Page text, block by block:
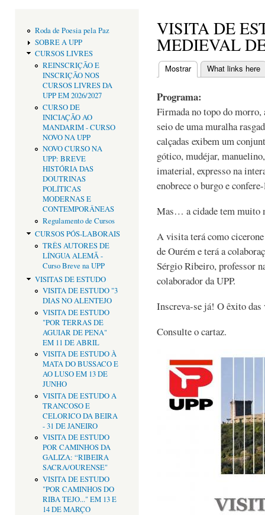
Roda de Poesia pela Paz
SOBRE A UPP
CURSOS LIVRES
REINSCRIÇÃO E
INSCRIÇÃO NOS
CURSOS LIVRES DA
UPP EM 2026/2027
CURSO DE
INICIAÇÃO AO
MANDARIM - CURSO
NOVO NA UPP
NOVO CURSO NA
UPP: BREVE
HISTÓRIA DAS
DOUTRINAS
POLÍTICAS
MODERNAS E
CONTEMPORÂNEAS
Regulamento de Cursos
CURSOS PÓS-LABORAIS
TRÊS AUTORES DE
LÍNGUA ALEMÃ -
Curso Breve na UPP
VISITAS DE ESTUDO
VISITA DE ESTUDO "3
DIAS NO ALENTEJO
VISITA DE ESTUDO
"POR TERRAS DE
AGUIAR DE PENA"
EM 11 DE ABRIL
VISITA DE ESTUDO À
MATA DO BUSSACO E
AO LUSO EM 13 DE
JUNHO
VISITA DE ESTUDO A
TRANCOSO E
CELORICO DA BEIRA
- 31 DE JANEIRO
VISITA DE ESTUDO
POR CAMINHOS DA
GALIZA: “RIBEIRA
SACRA/OURENSE"
VISITA DE ESTUDO
"POR CAMINHOS DO
RIBA TEJO..." EM 13 E
14 DE MARÇO
VISITA DE
MEDIEVAL
Separadores
Mostrar(separador ativo)
What links here
Programa:
Firmada no topo do
seio de uma muralha
calçadas exibem um
gótico, mudéjar,
imaterial, expresso na
enobrece o burgo e
Mas… a cidade tem muito
A visita terá como
de Ourém e terá a
Sérgio Ribeiro, professor
colaborador da UPP.
Inscreva-se já! O êxito
Consulte o cartaz.